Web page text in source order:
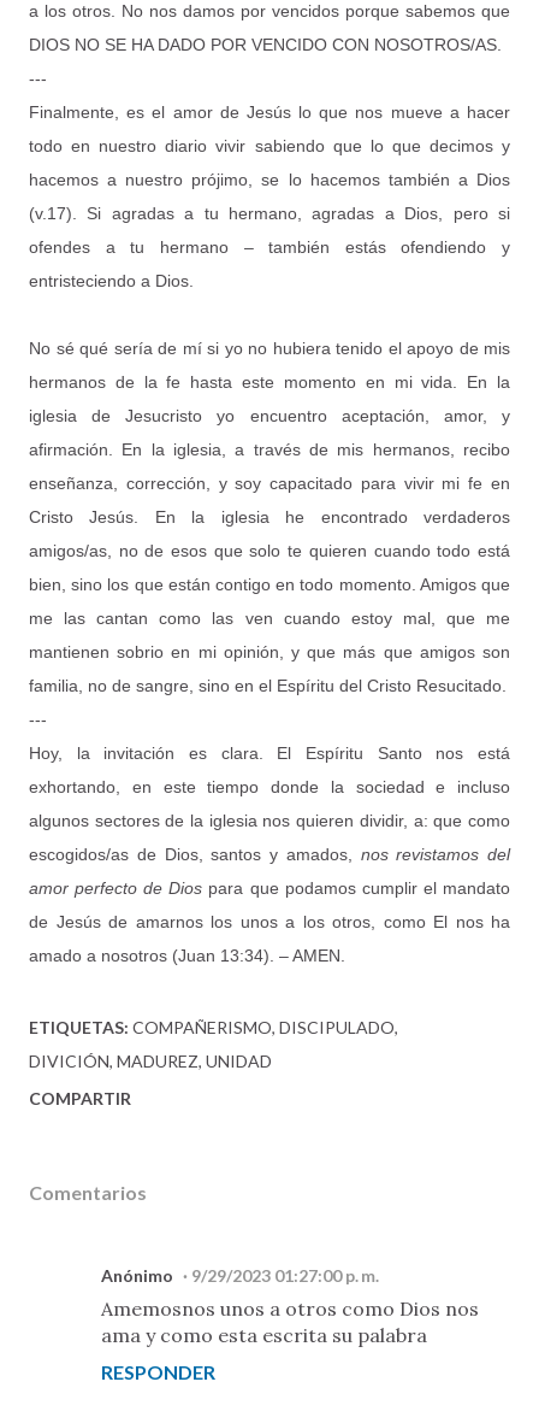
a los otros. No nos damos por vencidos porque sabemos que
DIOS NO SE HA DADO POR VENCIDO CON NOSOTROS/AS.
---
Finalmente, es el amor de Jesús lo que nos mueve a hacer
todo en nuestro diario vivir sabiendo que lo que decimos y
hacemos a nuestro prójimo, se lo hacemos también a Dios
(v.17). Si agradas a tu hermano, agradas a Dios, pero si
ofendes a tu hermano – también estás ofendiendo y
entristeciendo a Dios.
No sé qué sería de mí si yo no hubiera tenido el apoyo de mis
hermanos de la fe hasta este momento en mi vida. En la
iglesia de Jesucristo yo encuentro aceptación, amor, y
afirmación. En la iglesia, a través de mis hermanos, recibo
enseñanza, corrección, y soy capacitado para vivir mi fe en
Cristo Jesús. En la iglesia he encontrado verdaderos
amigos/as, no de esos que solo te quieren cuando todo está
bien, sino los que están contigo en todo momento. Amigos que
me las cantan como las ven cuando estoy mal, que me
mantienen sobrio en mi opinión, y que más que amigos son
familia, no de sangre, sino en el Espíritu del Cristo Resucitado.
---
Hoy, la invitación es clara. El Espíritu Santo nos está
exhortando, en este tiempo donde la sociedad e incluso
algunos sectores de la iglesia nos quieren dividir, a: que como
escogidos/as de Dios, santos y amados, nos revistamos del
amor perfecto de Dios para que podamos cumplir el mandato
de Jesús de amarnos los unos a los otros, como El nos ha
amado a nosotros (Juan 13:34). – AMEN.
ETIQUETAS: COMPAÑERISMO DISCIPULADO
DIVICIÓN MADUREZ UNIDAD
COMPARTIR
Comentarios
Anónimo 9/29/2023 01:27:00 p. m.
Amemosnos unos a otros como Dios nos
ama y como esta escrita su palabra
RESPONDER